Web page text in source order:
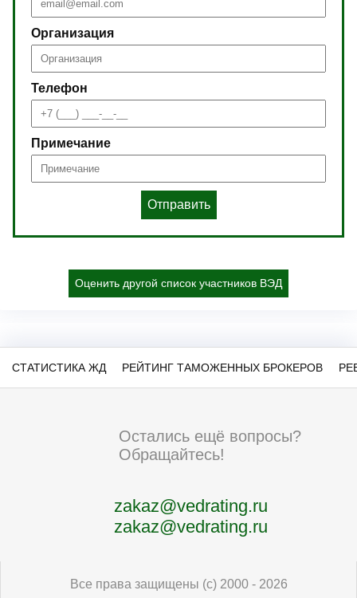
Организация
Телефон
Примечание
Отправить
Оценить другой список участников ВЭД
СТАТИСТИКА ЖД РЕЙТИНГ ТАМОЖЕННЫХ БРОКЕРОВ
Все права защищены (с) 2000 - 2026
Остались ещё вопросы?
Обращайтесь!
zakaz@vedrating.ru
zakaz@vedrating.ru